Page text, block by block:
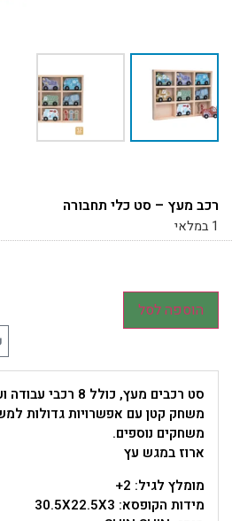
רכב מעץ – סט כלי תחבורה
1 במלאי
הוספה לסל
סט רכבים מעץ, כולל 8 רכבי עבודה ועוד 3 תמרורים.
משחק קטן עם אפשרויות גדולות
משחקים נוספים.
ארוז במגש עץ
מומלץ לגיל: 2+
מידות הקופסא: 30.5X22.5X3